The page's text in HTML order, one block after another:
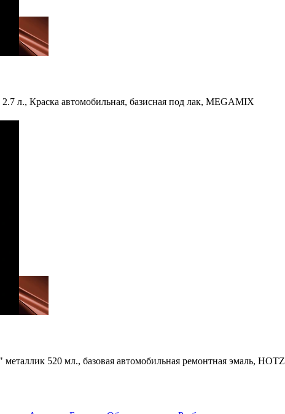
2.7 л., Краска автомобильная, базисная под лак, MEGAMIX
металлик 520 мл., базовая автомобильная ремонтная эмаль, HOTZ